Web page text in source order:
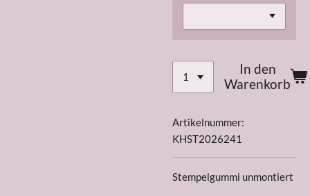
In den
Warenkorb
Artikelnummer:
KHST2026241
Stempelgummi unmontiert